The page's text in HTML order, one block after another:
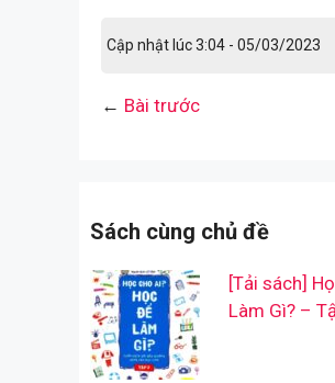
Cập nhật lúc 3:04 - 05/03/2023
← Bài trước
Sách cùng chủ đề
[Tải sách]
Làm Gì? –